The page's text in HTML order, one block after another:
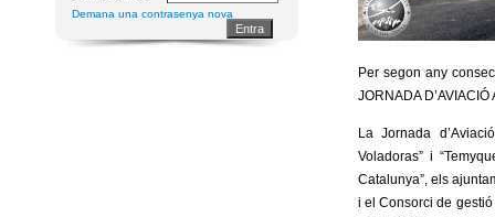
Per segon any
JORNADA D’AVIACIÓ
La Jornada
Voladoras” i
Catalunya”, els
i el Consorci de gestió
Demana una contrasenya nova